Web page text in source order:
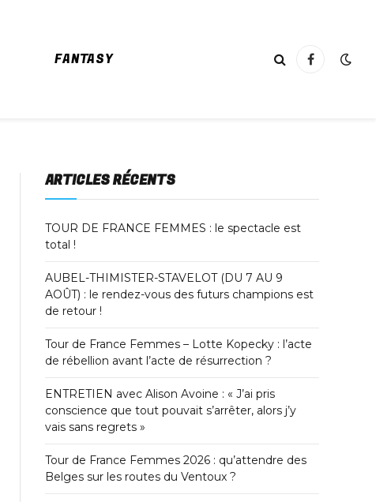
FANTASY Facebook
ARTICLES RÉCENTS
TOUR DE FRANCE FEMMES : le spectacle est
total !
AUBEL-THIMISTER-STAVELOT (DU 7 AU 9
AOÛT) : le rendez-vous des futurs champions est
de retour !
Tour de France Femmes – Lotte Kopecky : l’acte
de rébellion avant l’acte de résurrection ?
ENTRETIEN avec Alison Avoine : « J’ai pris
conscience que tout pouvait s’arrêter, alors j’y
vais sans regrets »
Tour de France Femmes 2026 : qu’attendre des
Belges sur les routes du Ventoux ?